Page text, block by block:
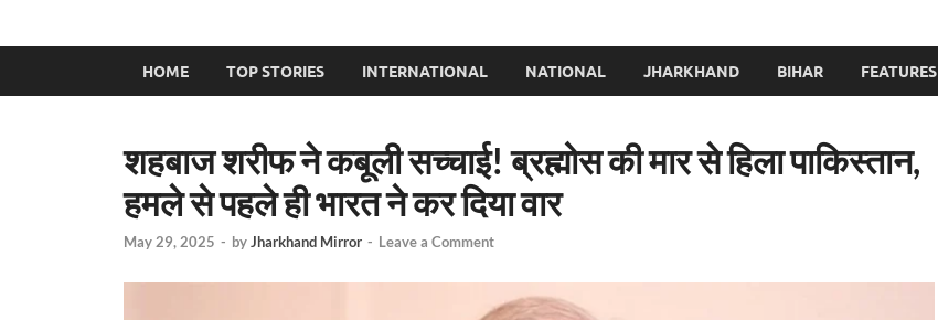
HOME TOP STORIES INTERNATIONAL NATIONAL JHARKHAND BIHAR FEATURES
शहबाज शरीफ ने कबूली सच्चाई! ब्रह्मोस की मार से हिला पाकिस्तान,
हमले से पहले ही भारत ने कर दिया वार
May 29, 2025 - byJharkhand Mirror - Leave a Comment